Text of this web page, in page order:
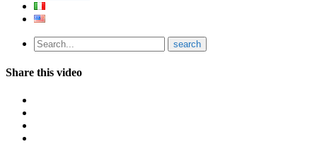
Share this video